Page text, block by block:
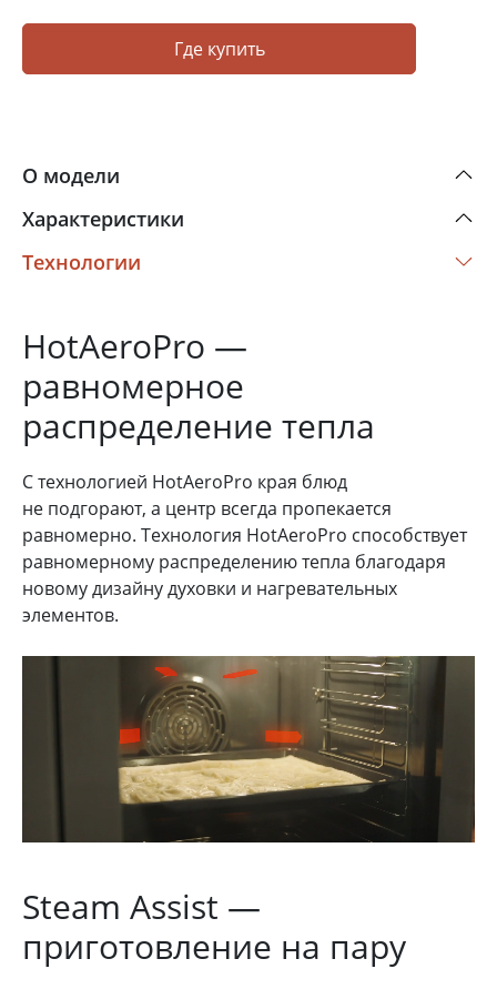
Где купить
О модели
Характеристики
Технологии
HotAeroPro —
равномерное
распределение тепла
С технологией HotAeroPro края блюд
не подгорают, а центр всегда пропекается
равномерно. Технология HotAeroPro способствует
равномерному распределению тепла благодаря
новому дизайну духовки и нагревательных
элементов.
Steam Assist —
приготовление на пару